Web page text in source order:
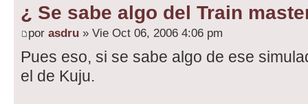
¿ Se sabe algo del Train
por asdru » Vie Oct 06, 2006 4:06 pm
Pues eso, si se sabe algo de ese
el de Kuju.